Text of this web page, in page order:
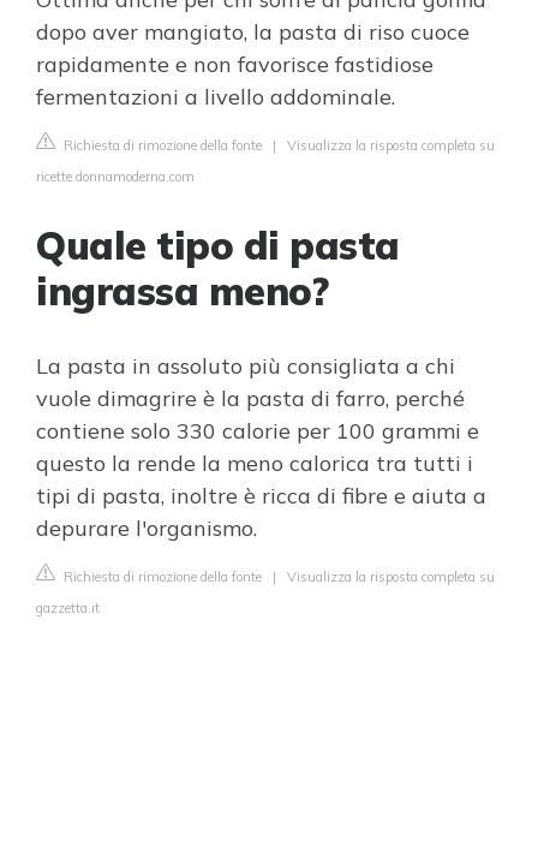
dopo aver mangiato, la pasta di riso cuoce
rapidamente e non favorisce fastidiose
fermentazioni a livello addominale.
Richiesta di rimozione della fonte | Visualizza la risposta completa su
ricette.donnamoderna.com
Quale tipo di pasta
ingrassa meno?
La pasta in assoluto più consigliata a chi
vuole dimagrire è la pasta di farro, perché
contiene solo 330 calorie per 100 grammi e
questo la rende la meno calorica tra tutti i
tipi di pasta, inoltre è ricca di fibre e aiuta a
depurare l'organismo.
Richiesta di rimozione della fonte | Visualizza la risposta completa su
gazzetta.it